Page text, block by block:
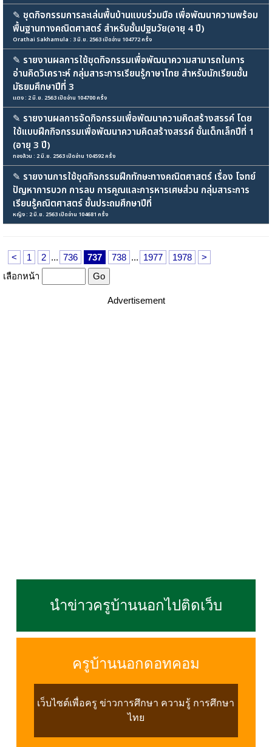
✎ ชุดกิจกรรมการละเล่นพื้นบ้านแบบร่วมมือ เพื่อพัฒนาความพร้อม
พื้นฐานทางคณิตศาสตร์ สำหรับชั้นปฐมวัย(อายุ 4 ปี)
Orathai Sakhamula : 3 มิ.ย. 2563 เปิดอ่าน 104772 ครั้ง
✎ รายงานผลการใช้ชุดกิจกรรมเพื่อพัฒนาความสามารถในการ
อ่านคิดวิเคราะห์ กลุ่มสาระการเรียนรู้ภาษาไทย สำหรับนักเรียนชั้น
มัธยมศึกษาปีที่ 3
แตง : 2 มิ.ย. 2563 เปิดอ่าน 104700 ครั้ง
✎ รายงานผลการจัดกิจกรรมเพื่อพัฒนาความคิดสร้างสรรค์ โดย
ใช้แบบฝึกกิจกรรมเพื่อพัฒนาความคิดสร้างสรรค์ ชั้นเด็กเล็กปีที่ 1
(อายุ 3 ปี)
ทองล้วน : 2 มิ.ย. 2563 เปิดอ่าน 104592 ครั้ง
✎ รายงานการใช้ชุดกิจกรรมฝึกทักษะทางคณิตศาสตร์ เรื่อง โจทย์
ปัญหาการบวก การลบ การคูณและการหารเศษส่วน กลุ่มสาระการ
เรียนรู้คณิตศาสตร์ ชั้นประถมศึกษาปีที่
หญิง : 2 มิ.ย. 2563 เปิดอ่าน 104681 ครั้ง
< 1 2 ... 736 737 738 ... 1977 1978
>
เลือกหน้า
Advertisement
นำข่าวครูบ้านนอกไปติดเว็บ
ครูบ้านนอกดอทคอม
เว็บไซต์เพื่อครู ข่าวการศึกษา ความรู้ การศึกษา
ไทย